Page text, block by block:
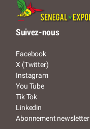
Suivez-nous
Facebook
X (Twitter)
Instagram
You Tube
Tik Tok
Linkedin
Abonnement newsletter